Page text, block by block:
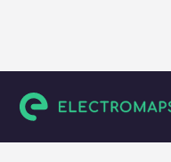
Setúbal